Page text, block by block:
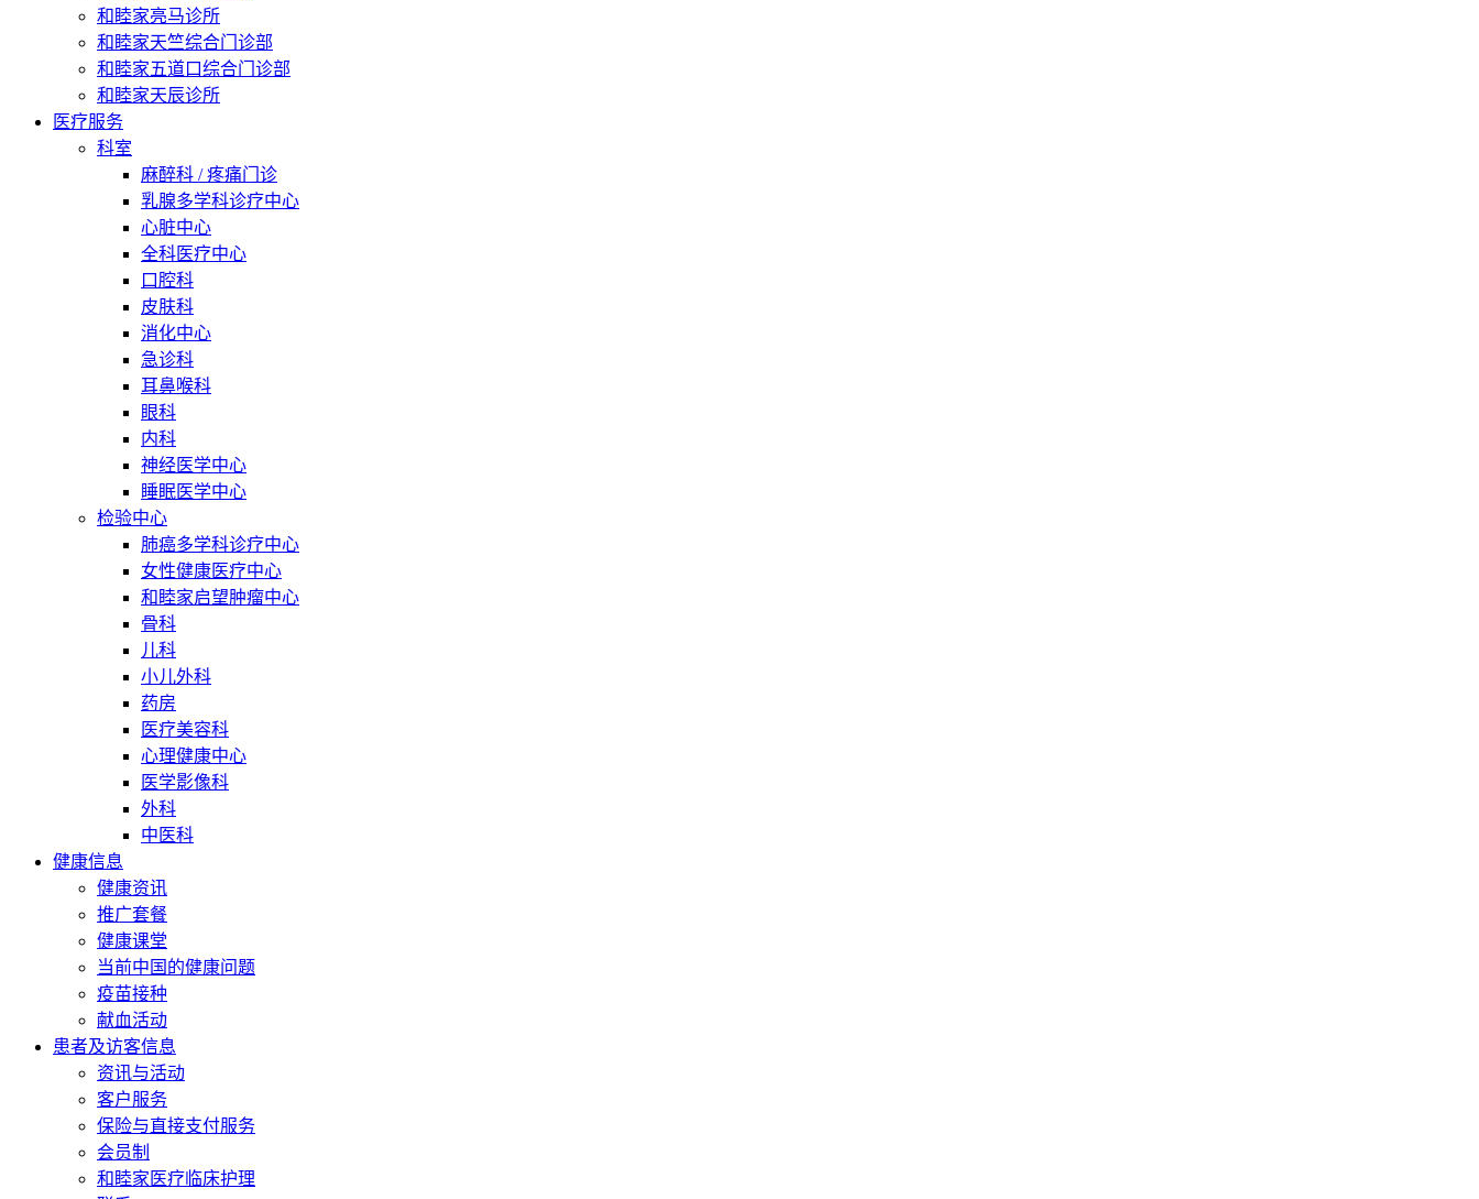
和睦家亮马诊所
和睦家天竺综合门诊部
和睦家五道口综合门诊部
和睦家天辰诊所
医疗服务
科室
麻醉科 / 疼痛门诊
乳腺多学科诊疗中心
心脏中心
全科医疗中心
口腔科
皮肤科
消化中心
急诊科
耳鼻喉科
眼科
内科
神经医学中心
睡眠医学中心
检验中心
肺癌多学科诊疗中心
女性健康医疗中心
和睦家启望肿瘤中心
骨科
儿科
小儿外科
药房
医疗美容科
心理健康中心
医学影像科
外科
中医科
健康信息
健康资讯
推广套餐
健康课堂
当前中国的健康问题
疫苗接种
献血活动
患者及访客信息
资讯与活动
客户服务
保险与直接支付服务
会员制
和睦家医疗临床护理